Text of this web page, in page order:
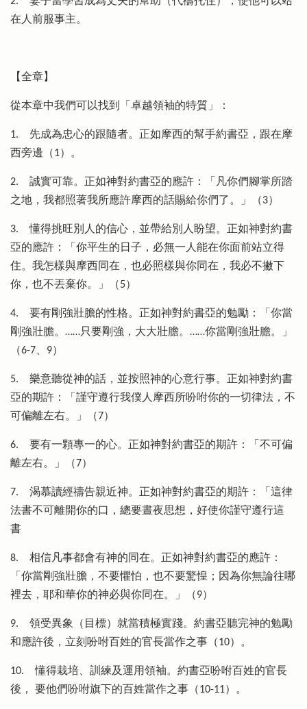
在人前服事主。
【全章】
從本章中我們可以找到「卓越領袖的特質」：
1.
先成為忠心的跟隨者。正如摩西的幫手約書亞，跟在摩
西旁邊（1）。
2.
誠實可靠。正如神對約書亞的應許：「凡你們腳掌所踏
之地，我都照著我所應許摩西的話賜給你們了。」（3）
3.
懂得挑旺別人的信心，並帶給別人盼望。正如神對約書
亞的應許：「你平生的日子，必無一人能在你面前站立得
住。我怎樣與摩西同在，也必照樣與你同在，我必不撇下
你，也不丟棄你。」（5）
4.
要有剛強壯膽的性格。正如神對約書亞的勉勵：「你當
剛強壯膽。……只要剛強，大大壯膽。……你當剛強壯膽。」
（6-7、9）
5.
樂意聽從神的話，並按照神的心意行事。正如神對約書
亞的期許：「謹守遵行我僕人摩西所吩咐你的一切律法，不
可偏離左右。」（7）
6.
要有一顆專一的心。正如神對約書亞的期許：「不可偏
離左右。」（7）
7.
渴慕讀經禱告親近神。正如神對約書亞的期許：「這律
法書不可離開你的口，總要晝夜思想，好使你謹守遵行這
書
8.
相信凡事都會有神的同在。正如神對約書亞的應許：
「你當剛強壯膽，不要懼怕，也不要驚惶；因為你無論往哪
裡去，耶和華你的神必與你同在。」（9）
9.
領受異象（目標）就當積極實踐。約書亞聽完神的勉勵
和應許後，立刻吩咐百姓的官長當作之事（10）。
10.
懂得栽培、訓練及運用領袖。約書亞吩咐百姓的官長
後， 要他們吩咐旗下的百姓當作之事（10-11）。